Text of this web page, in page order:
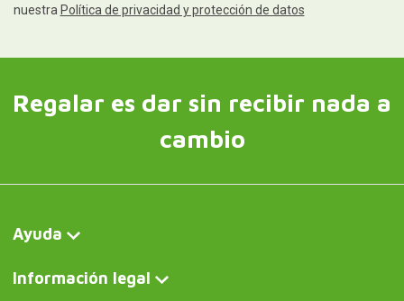
nuestra Política de privacidad y protección de datos
Regalar es dar sin recibir nada a
cambio
Ayuda
Información legal